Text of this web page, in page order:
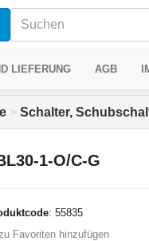
LIEFERUNG AGB
> Schalter,
1-O/C-G
: 55835
Favoriten hinzufügen